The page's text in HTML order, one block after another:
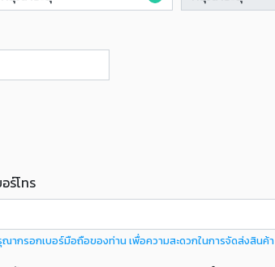
อร์โทร
ากรอกเบอร์มือถือของท่าน เพื่อความสะดวกในการจัดส่งสินค้า